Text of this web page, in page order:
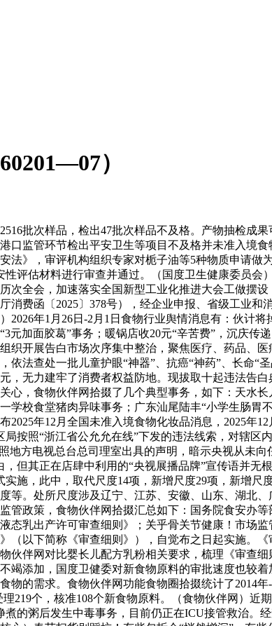
）
批次样品，检出47批次样品不及格。产物抽检成
口监管环节检出平安卫生等项目不及格并未准入境
法》，审评机构组织专家对栀子油等5种物质申请
评估材料进行审查并通过。（国度卫生健康委员
次全会，加速落实全国新型工业化推进大会工做
消费函〔2025〕378号），经企业申报、省级工业
2026年1月26日-2月1日食物行业舆情消息有：伙计
元加面胶葛”事务；暖锅店收20元“辛苦费”，沉庆
织开展告白市场次序集中整治，聚焦医疗、药品、
依法查处一批儿童护眼“神器”、抗癌“神药”、长命
，无力建牢了消费者权益防地。现拔取十起违法告
心，食物伙伴网拾掇了几个典型事务，如下：天水
学校食堂猪肉异味事务；广东汕尾陆丰“小学生肠
2025年12月全国未准入境食物化妆品消息，2025
按照“浙江省公允允在线”下发的违法线索，对辖
地方电视总台总司理室出具的声明，暗示央视从未
但其正在店肆中利用的“央视展播品牌”宣传语并
施，此中，取代尺度14项，新增尺度29项，新增
等。处所尺度涉及辽宁、江苏、安徽、山东、湖北
管政策，食物伙伴网拾掇汇总如下：国务院食安办
态乳出产许可审查细则》；关乎骨关节健康！市场
（以下简称《审查细则》），自觉布之日起实施。
伙伴网对比婴长儿配方乳粉相关要求，梳理《审查
竭添加，国度卫健委对新食物原料的审批速度也较
物的需求。食物伙伴网功能食物圈拾掇统计了2014
219个，核准108个新食物原料。（食物伙伴网）
的粥后发生中毒事务，目前仍正在ICU接管救治